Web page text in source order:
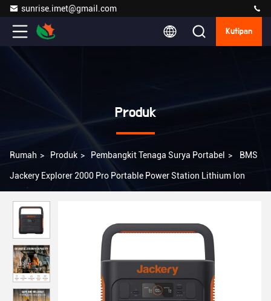
sunrise.imet@gmail.com
Kutipan
Produk
Rumah > Produk > Pembangkit Tenaga Surya Portabel > BMS
Jackery Explorer 2000 Pro Portable Power Station Lithium Ion